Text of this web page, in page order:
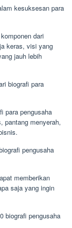
kesuksesan para
dari
keras, visi yang
jauh lebih
biografi para
para pengusaha
pantang menyerah,
pengusaha
memberikan
saja yang ingin
biografi pengusaha